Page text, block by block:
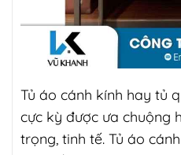
Tủ áo cánh kính hay tủ
cực kỳ được ưa chuộng
trọng, tinh tế. Tủ áo